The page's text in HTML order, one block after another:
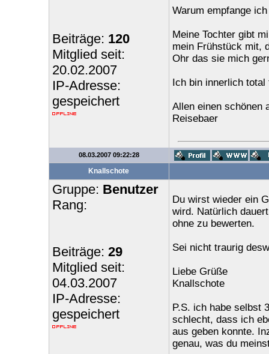
Beiträge: 120
Mitglied seit:
20.02.2007
IP-Adresse:
gespeichert
Warum empfange
Meine Tochter gibt
mein Frühstück mit,
Ohr das sie mich
Ich bin innerlich
Allen einen schönen
Reisebaer
08.03.2007 09:22:28
Knallschote
Gruppe: Benutzer
Rang:
Beiträge: 29
Mitglied seit:
04.03.2007
IP-Adresse:
gespeichert
Du wirst wieder ein
wird. Natürlich
ohne zu bewerten.
Sei nicht traurig
Liebe Grüße
Knallschote
P.S. ich habe selbst
schlecht, dass ich
aus geben konnte.
genau, was du